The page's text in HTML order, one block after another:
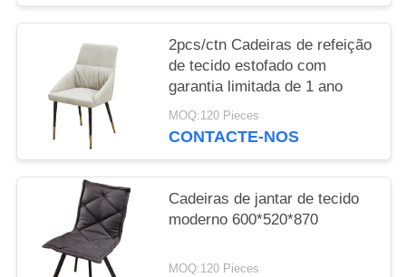
2pcs/ctn Cadeiras de refeição
de tecido estofado com
garantia limitada de 1 ano
MOQ:120 Pieces
CONTACTE-NOS
Cadeiras de jantar de tecido
moderno 600*520*870
MOQ:120 Pieces